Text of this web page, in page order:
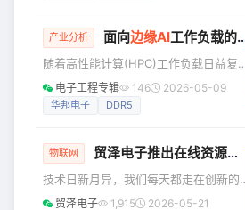
光科技而
类设备，人工智能（AI）已悄然融入人
常任务，几乎无需人工干预。 从晨间例
行事务到工作任务，智能系统正在重塑
人们的生活方式和思维模式。智能家居
提出需求之前就预
产业分析 面向边缘AI工作负载的AI优化
随着高性能计算(HPC)工作负载日益复
杂，生成式人工智能(AI)正逐步集成到现
代系统中，从而推动了对先进内存解决
旨在最大化带宽、最小化延迟并提高能
案的技术进步正在重新定义计算性能，
其中AI优化内存发挥着关键作用，有助
电子工程专辑 146 2026-05-09
华邦电子 DDR5
物联网 贸泽电子推出在线资源中心为工程师带来云端智能
技术日新月异，我们每天都走在创新的
路上，获取前沿的领域知识，并转化为
贸泽电子 1,915 2026-05-21